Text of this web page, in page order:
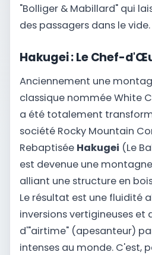
"Bolliger & Mabillard" qui
des passagers dans le vide.
Hakugei : Le Chef-
Anciennement une
classique nommée White
a été totalement
société Rocky Mountain
Rebaptisée Hakugei (Le
est devenue une
alliant une structure en
Le résultat est une fluidité
inversions vertigineuses et
d'"airtime" (apesanteur)
intenses au monde. C'est,